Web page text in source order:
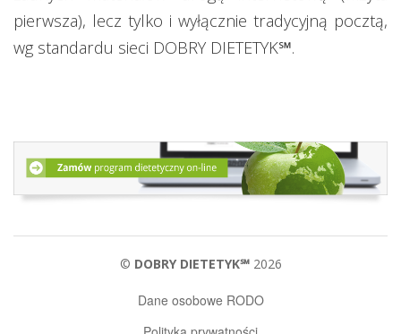
pierwsza), lecz tylko i wyłącznie tradycyjną pocztą,
wg standardu sieci DOBRY DIETETYK℠.
© DOBRY DIETETYK℠2026
Dane osobowe RODO